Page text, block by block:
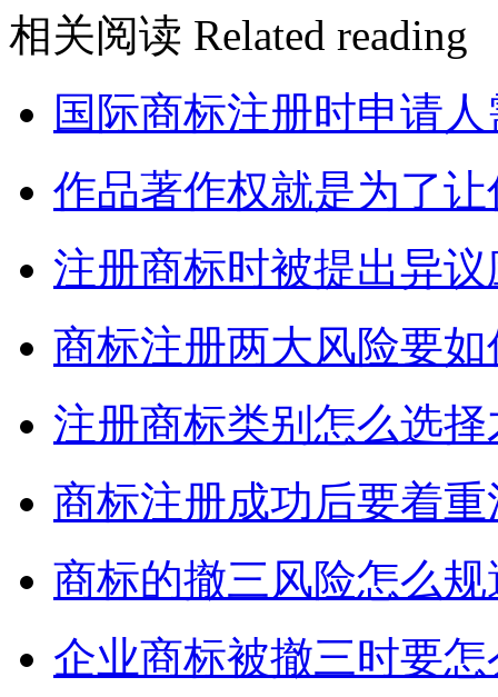
相关阅读 Related reading
国际商标注册时申请
作品著作权就是为了
注册商标时被提出异
商标注册两大风险要
注册商标类别怎么选
商标注册成功后要着
商标的撤三风险怎么规
企业商标被撤三时要